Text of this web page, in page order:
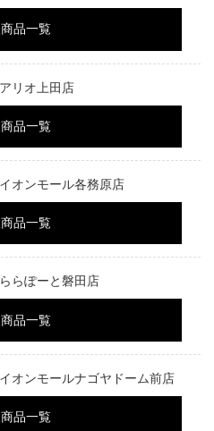
品一覧
リオ上田店
品一覧
オンモール各務原店
品一覧
らぽーと磐田店
品一覧
オンモールナゴヤドーム前店
品一覧